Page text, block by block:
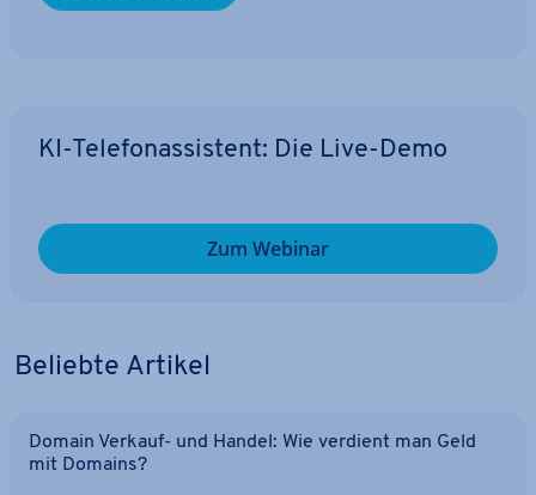
KI-Te­le­fon­as­sis­tent: Die Live-Demo
Zum Webinar
Beliebte Artikel
Domain Verkauf- und Handel: Wie verdient man Geld
mit Domains?